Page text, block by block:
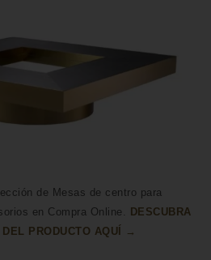
de Mesas de centro para
en Compra Online.
DESCUBRA
PRODUCTO AQUÍ →